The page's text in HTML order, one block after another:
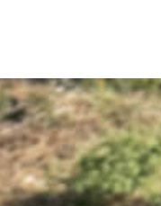
преимущества